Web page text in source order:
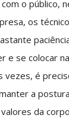
o público,
os
e se colocar
vezes, é
a
da